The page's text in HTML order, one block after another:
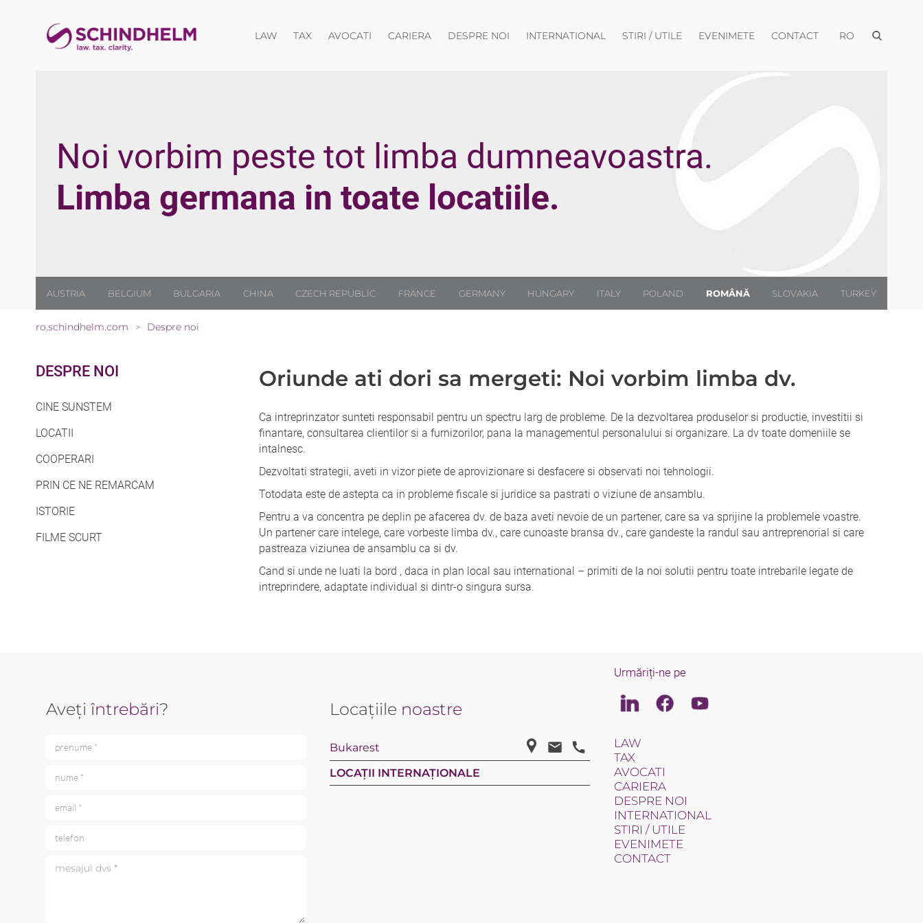
LAWDeschide meniul
TAX AVOCATI CARIERADeschide meniul
DESPRE NOI Deschide meniul
INTERNATIONAL Deschide meniul
STIRI / UTILEDeschide meniul
EVENIMETEDeschide meniul
CONTACTDeschide meniul
RO Deschide
Noi vorbim peste tot limba dumneavoastra.
Limba germana in toate locatiile.
AUSTRIA BELGIUM BULGARIA CHINA CZECH REPUBLIC FRANCE GERMANY HUNGARY ITALY POLAND ROMÂNĂ SLOVAKIA TURKEY
ro.schindhelm.com > Despre noi
DESPRE NOI
CINE SUNSTEM
LOCATII
COOPERARI
PRIN CE NE REMARCAM
ISTORIE
FILME SCURT
Oriunde ati dori sa mergeti: Noi vorbim limba dv.
Ca intreprinzator sunteti responsabil pentru un spectru larg de probleme. De la dezvoltarea produselor si productie, investitii si
finantare, consultarea clientilor si a furnizorilor, pana la managementul personalului si organizare. La dv toate domeniile se
intalnesc.
Dezvoltati strategii, aveti in vizor piete de aprovizionare si desfacere si observati noi tehnologii.
Totodata este de astepta ca in probleme fiscale si juridice sa pastrati o viziune de ansamblu.
Pentru a va concentra pe deplin pe afacerea dv. de baza aveti nevoie de un partener, care sa va sprijine la problemele voastre.
Un partener care intelege, care vorbeste limba dv., care cunoaste bransa dv., care gandeste la randul sau antreprenorial si care
pastreaza viziunea de ansamblu ca si dv.
Cand si unde ne luati la bord , daca in plan local sau international – primiti de la noi solutii pentru toate intrebarile legate de
intreprindere, adaptate individual si dintr-o singura sursa.
Aveți întrebări?
prenume *
nume *
email *
telefon
mesajul dvs *
Locațiile noastre
Bukarest
LOCAȚII INTERNAȚIONALE
Urmăriți-ne pe
LinkedinFacebookYoutube
LAW
TAX
AVOCATI
CARIERA
DESPRE NOI
INTERNATIONAL
STIRI / UTILE
EVENIMETE
CONTACT